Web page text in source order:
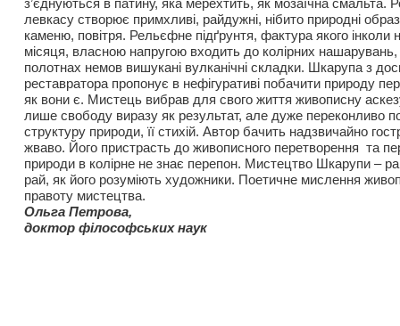
з’єднуються в патину, яка мерехтить, як мозаїчна смальта.
левкасу створює примхливі, райдужні, нібито природні
каменю, повітря. Рельєфне підґрунтя, фактура якого інколи
місяця, власною напругою входить до колірних
полотнах немов вишукані вулканічні складки. Шкарупа з
реставратора пропонує в нефігуративі побачити природу
як вони є. Мистець вибрав для свого життя живописну
лише свободу виразу як результат, але дуже переконливо
структуру природи, її стихій. Автор бачить надзвичайно
жваво. Його пристрасть до живописного перетворення та
природи в колірне не знає перепон. Мистецтво Шкарупи –
рай, як його розуміють художники. Поетичне мислення
правоту мистецтва.
Ольга Петрова,
доктор філософських наук